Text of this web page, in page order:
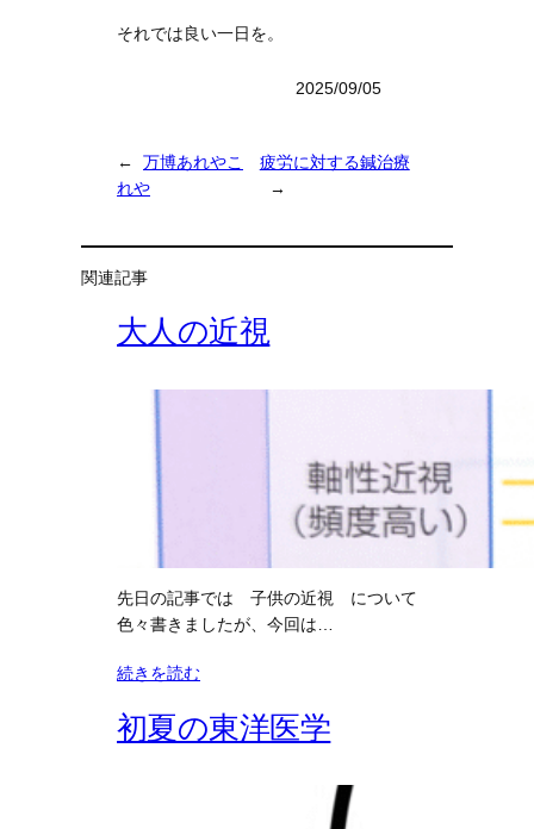
それでは良い一日を。
2025/09/05
←
万博あれやこ
れや
疲労に対する鍼治療
→
関連記事
大人の近視
先日の記事では 子供の近視 について
色々書きましたが、今回は…
続きを読む
初夏の東洋医学